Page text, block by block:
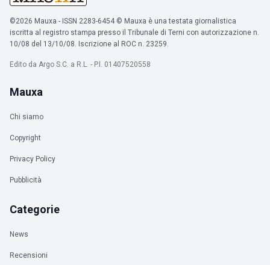
©2026 Mauxa - ISSN 2283-6454 © Mauxa è una testata giornalistica
iscritta al registro stampa presso il Tribunale di Terni con autorizzazione n.
10/08 del 13/10/08. Iscrizione al ROC n. 23259.
Edito da Argo S.C. a R.L. - P.I. 01407520558
Mauxa
Chi siamo
Copyright
Privacy Policy
Pubblicità
Categorie
News
Recensioni